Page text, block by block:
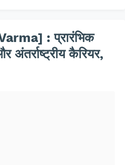
: प्रारंभिक
अंतर्राष्ट्रीय कैरियर,